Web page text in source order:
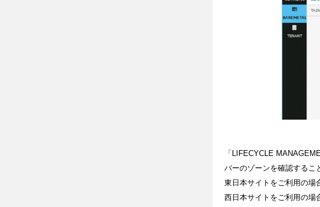
「LIFECYCLE
バーのゾーンを確認するこ
東日本サイトをご利用の場
西日本サイトをご利用の場